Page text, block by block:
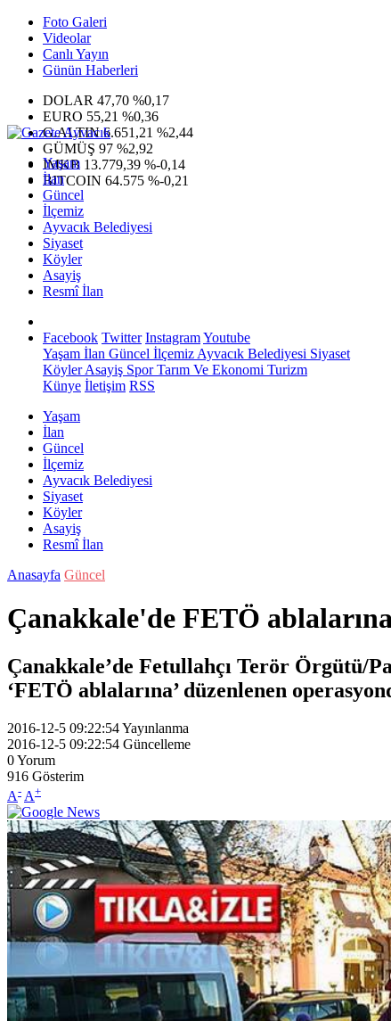
Foto Galeri
Videolar
Canlı Yayın
Günün Haberleri
DOLAR 47,70 %0,17
EURO 55,21 %0,36
G.ALTIN6.651,21 %2,44
GÜMÜŞ 97 %2,92
IMKB 13.779,39 %-0,14
BITCOIN 64.575 %-0,21
Yaşam
İlan
Güncel
İlçemiz
Ayvacık Belediyesi
Siyaset
Köyler
Asayiş
Resmî İlan
Facebook Twitter InstagramYoutube
Yaşam İlan Güncel İlçemiz Ayvacık Belediyesi Siyaset
KöylerAsayiş SporTarım Ve Ekonomi Turizm
Künye İletişim RSS
Yaşam
İlan
Güncel
İlçemiz
Ayvacık Belediyesi
Siyaset
Köyler
Asayiş
Resmî İlan
Anasayfa Güncel
Çanakkale'de FETÖ
Çanakkale’de Fetullahçı Terör Örgütü/
‘FETÖ ablalarına’ düzenlenen
2016-12-5 09:22:54Yayınlanma
2016-12-5 09:22:54 Güncelleme
0Yorum
916 Gösterim
A- A+